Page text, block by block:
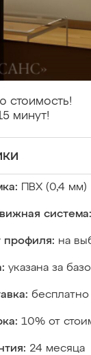
стоимость!
минут!
ПВХ (0,4 мм)
система:
профиля: на
указана за
бесплатно
10% от
24 месяца